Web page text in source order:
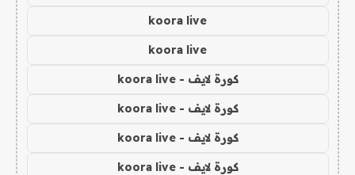
koora live
koora live
كورة لايف - koora live
كورة لايف - koora live
كورة لايف - koora live
كورة لايف - koora live